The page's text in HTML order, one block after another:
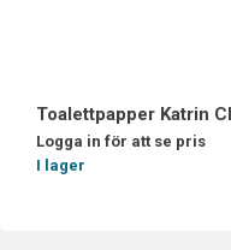
Toalettpapper Katrin
Logga in för att se pris
I lager